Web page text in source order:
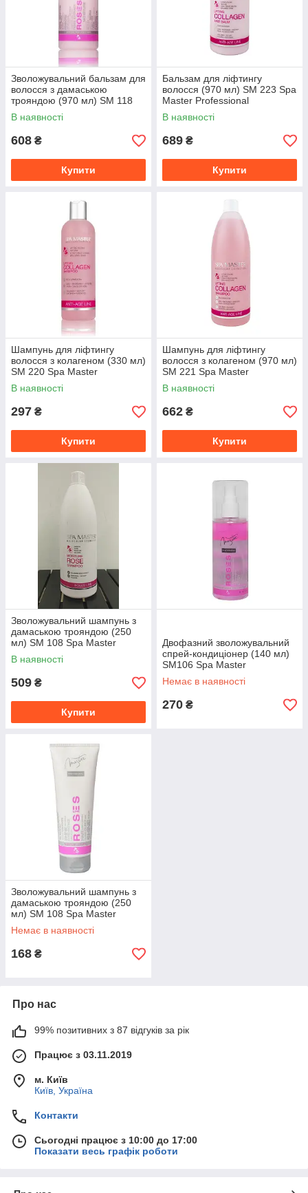
Зволожувальний бальзам для
волосся з дамаською
трояндою (970 мл) SM 118
Spa Master Professional
В наявності
608 ₴
Купити
Бальзам для ліфтингу
волосся (970 мл) SM 223 Spa
Master Professional
В наявності
689 ₴
Купити
Шампунь для ліфтингу
волосся з колагеном (330 мл)
SM 220 Spa Master
Professional
В наявності
297 ₴
Купити
Шампунь для ліфтингу
волосся з колагеном (970 мл)
SM 221 Spa Master
Professional
В наявності
662 ₴
Купити
Зволожувальний шампунь з
дамаською трояндою (250
мл) SM 108 Spa Master
Professional
В наявності
509 ₴
Купити
Двофазний зволожувальний
спрей-кондиціонер (140 мл)
SM106 Spa Master
Professional
Немає в наявності
270 ₴
Зволожувальний шампунь з
дамаською трояндою (250
мл) SM 108 Spa Master
Professional
Немає в наявності
168 ₴
Про нас
99% позитивних з 87 відгуків за рік
Працює з 03.11.2019
м. Київ
Київ, Україна
Контакти
Сьогодні працює з 10:00 до 17:00
Показати весь графік роботи